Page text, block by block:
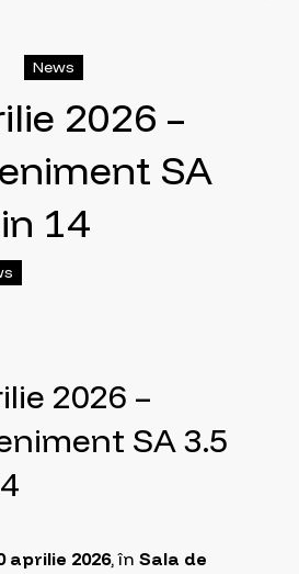
News
2026 –
SA
14
2026 –
SA 3.5
aprilie 2026, în Sala de